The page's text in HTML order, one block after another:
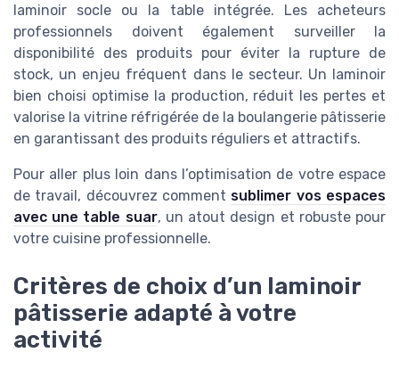
laminoir socle ou la table intégrée. Les acheteurs
professionnels doivent également surveiller la
disponibilité des produits pour éviter la rupture de
stock, un enjeu fréquent dans le secteur. Un laminoir
bien choisi optimise la production, réduit les pertes et
valorise la vitrine réfrigérée de la boulangerie pâtisserie
en garantissant des produits réguliers et attractifs.
Pour aller plus loin dans l’optimisation de votre espace
de travail, découvrez comment sublimer vos espaces
avec une table suar, un atout design et robuste pour
votre cuisine professionnelle.
Critères de choix d’un laminoir
pâtisserie adapté à votre
activité